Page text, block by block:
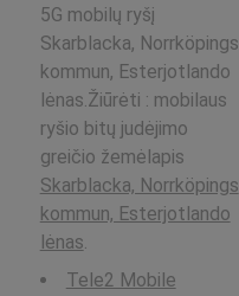
5G mobilų ryšį
Skarblacka, Norrköpings
kommun, Esterjotlando
lėnas.Žiūrėti : mobilaus
ryšio bitų judėjimo
greičio žemėlapis
Skarblacka, Norrköpings
kommun, Esterjotlando
lėnas.
Tele2 Mobile